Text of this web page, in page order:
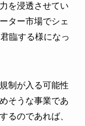
を浸透させてい
ター市場でシェ
臨する様になっ
制が入る可能性
そうな事業であ
るのであれば、